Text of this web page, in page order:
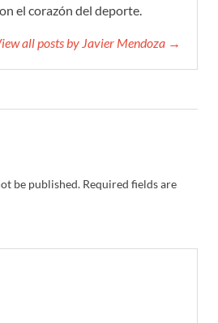
el corazón del deporte.
all posts by Javier Mendoza →
be published. Required fields are